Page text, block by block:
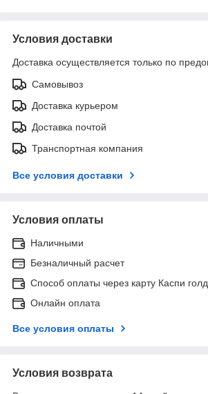
Условия доставки
Доставка осуществляется только по
Самовывоз
Доставка курьером
Доставка почтой
Транспортная компания
Все условия доставки
Условия оплаты
Наличными
Безналичный расчет
Способ оплаты через карту Каспи голд
Онлайн оплата
Все условия оплаты
Условия возврата